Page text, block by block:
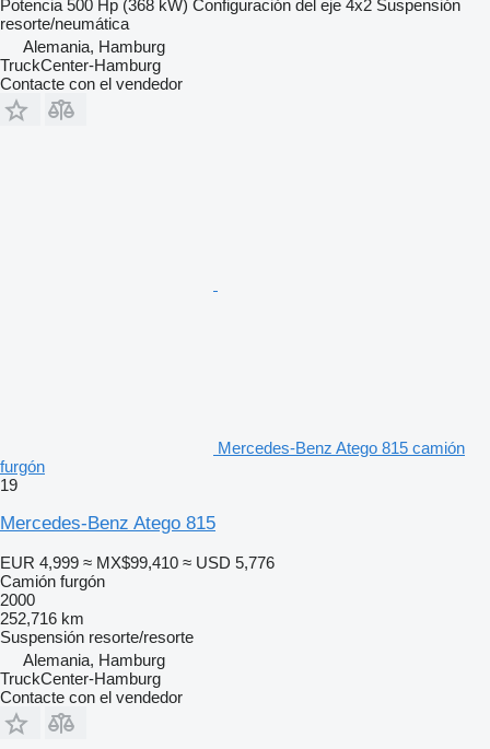
Potencia 500 Hp (368 kW) Configuración del eje 4x2 Suspensión
resorte/neumática
Alemania, Hamburg
TruckCenter-Hamburg
Contacte con el vendedor
Mercedes-Benz Atego 815 camión
furgón
19
Mercedes-Benz Atego 815
EUR 4,999 ≈ MX$99,410 ≈ USD 5,776
Camión furgón
2000
252,716 km
Suspensión resorte/resorte
Alemania, Hamburg
TruckCenter-Hamburg
Contacte con el vendedor